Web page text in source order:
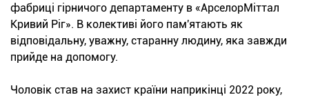
фабриці гірничого департаменту в «АрселорМіттал
Кривий Ріг». В колективі його пам'ятають як
відповідальну, уважну, старанну людину, яка завжди
прийде на допомогу.
Чоловік став на захист країни наприкінці 2022 року,